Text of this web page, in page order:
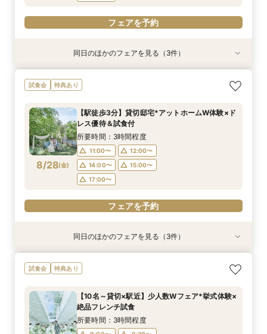
フェアを予約
特典あり
8/27(木)
【10名～貸切可】絶品フレンチ試食付*挙式×会
食プラン相談フェア
11:00〜
12:00〜
14:00〜
15:00〜
17:00〜
フェアを予約
特典あり
8/27(木)
初見学でも安心◎「即決なし」アップ額が少ない
新プラン×試食付
11:00〜
12:00〜
14:00〜
15:00〜
17:00〜
フェアを予約
8/27(木)
【90分～OK】〈2件目見学も◎〉豪華特典付*ク
イック相談会
11:00〜
12:00〜
14:00〜
15:00〜
17:00〜
フェアを予約
同日のほかのフェアを見る（3件）
試食会 特典あり
8/28(金)
【駅徒歩3分】貸切邸宅*アットホームW体験×ド
レス優待＆試食付
所要時間：3時間程度
11:00〜
12:00〜
14:00〜
15:00〜
17:00〜
フェアを予約
特典あり
8/28( 金 )
【10名～貸切可】絶品フレンチ試食付*挙式×会
食プラン相談フェア
11:00〜
12:00〜
14:00〜
15:00〜
17:00〜
特典あり
8/28( 金 )
初見学でも安心◎「即決なし」アップ額が少ない
新プラン×試食付
11:00〜
12:00〜
14:00〜
15:00〜
17:00〜
8/28( 金 )
【90分～OK】〈2件目見学も◎〉豪華特典付*ク
イック相談会
11:00〜
12:00〜
14:00〜
15:00〜
17:00〜
同日のほかのフェアを見る（3件）
試食会 特典あり
【10名～貸切×駅近】少人数Wフェア*挙式体験×
絶品フレンチ試食
所要時間：3時間程度